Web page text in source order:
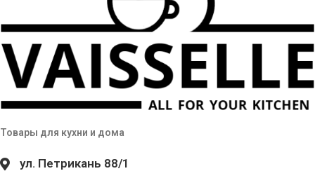
Товары для кухни и дома
ул. Петрикань 88/1